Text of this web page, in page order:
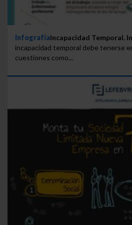
InfografíaIncapacidad Temporal.
incapacidad temporal debe tenerse
cuestiones como...